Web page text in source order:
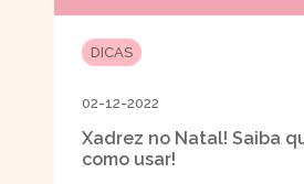
DICAS
02-12-2022
Xadrez no Natal! Saiba
como usar!